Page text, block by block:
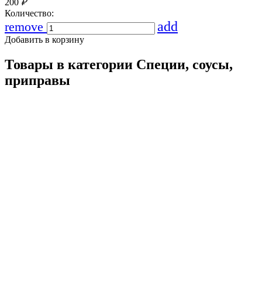
Количество:
remove add
Добавить в корзину
Товары в категории Специи, соусы,
приправы